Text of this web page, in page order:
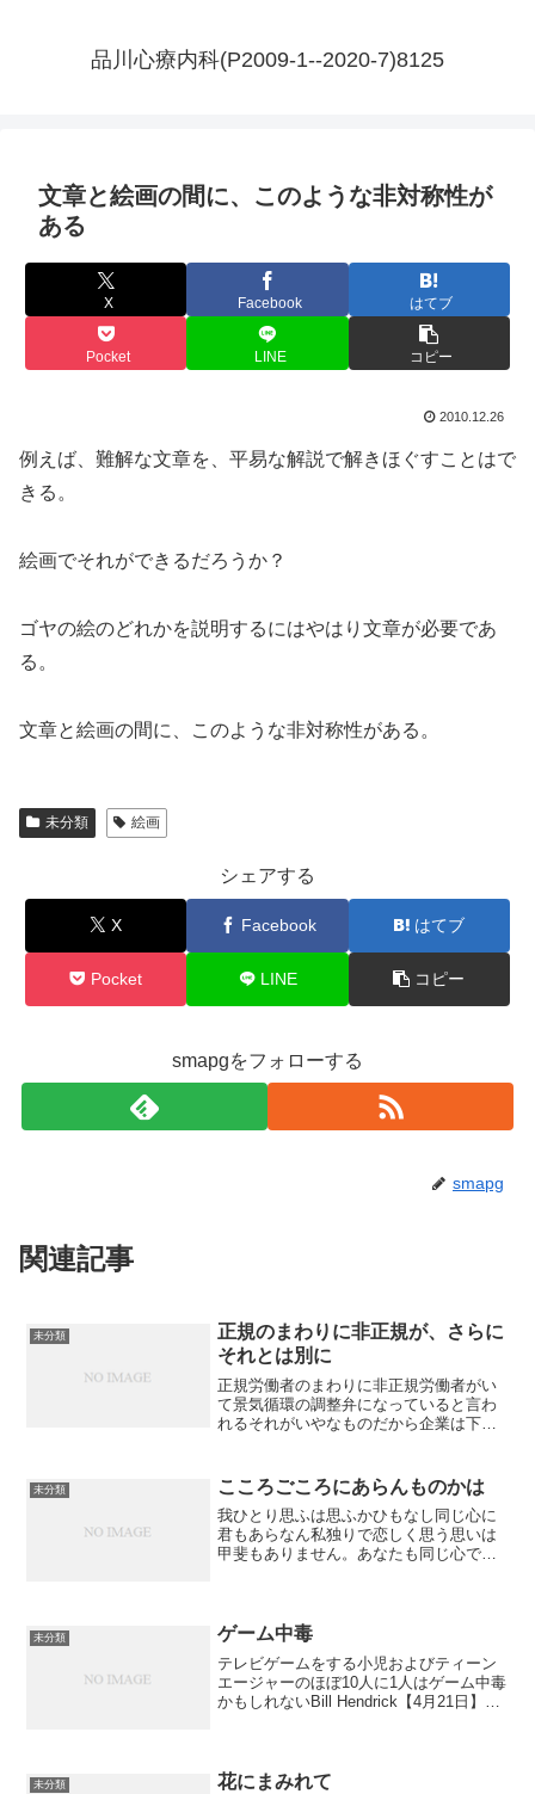
品川心療内科(P2009-1--2020-7)8125
文章と絵画の間に、このような非対称性が
ある
X Facebook はてブ
Pocket LINE コピー
2010.12.26
例えば、難解な文章を、平易な解説で解きほぐすことはで
きる。
絵画でそれができるだろうか？
ゴヤの絵のどれかを説明するにはやはり文章が必要であ
る。
文章と絵画の間に、このような非対称性がある。
未分類 絵画
シェアする
X Facebook はてブ
Pocket LINE コピー
smapgをフォローする
smapg
関連記事
未分類
正規のまわりに非正規が、さらに
それとは別に
正規労働者のまわりに非正規労働者がい
て景気循環の調整弁になっていると言わ
れるそれがいやなものだから企業は下請
ら企業にとってはいいけれど下請けにと
ってはたまらないもっと別...
未分類 こころごころにあらんものかは
我ひとり思ふは思ふかひもなし同じ心に
君もあらなん私独りで恋しく思う思いは
甲斐もありません。あなたも同じ心であ
部集）私独りで恋しく思う...
未分類 ゲーム中毒
テレビゲームをする小児およびティーン
エージャーのほぼ10人に1人はゲーム中毒
かもしれないBill Hendrick【4月21日】テ
ゲ...
未分類 花にまみれて